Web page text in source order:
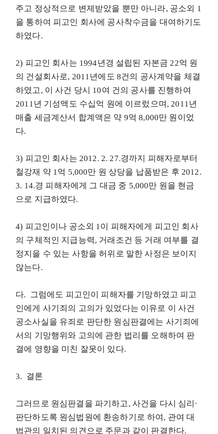
주고 정상적으로 변제받았을 뿐만 아니라, 공소외 1
을 통하여 피고인 회사에 공사착수금을 대여하기도
하였다.
2) 피고인 회사는 1994년경 설립된 자본금 22억 원
의 건설회사로, 2011년에도 8건의 공사계약을 체결
하였고, 이 사건 당시 10여 건의 공사를 진행하여
2011년 기성액도 수십억 원에 이르렀으며, 2011년
매출 세금계산서 합계액은 약 9억 8,000만 원이었
다.
3) 피고인 회사는 2012. 2. 27.경까지 피해자로부터
철강재 약 1억 5,000만 원 상당을 납품받은 후 2012.
3. 14.경 피해자에게 그 대금 중 5,000만 원을 현금
으로 지급하였다.
4) 피고인이나 공소외 1이 피해자에게 피고인 회사
의 구체적인 지급능력, 거래조건 등 거래 여부를 결
정지을 수 있는 사항을 허위로 말한 사정은 보이지
않는다.
다. 그럼에도 피고인이 피해자를 기망하였고 피고
인에게 사기죄의 고의가 있었다는 이유로 이 사건
공소사실을 유죄로 판단한 원심판결에는 사기죄에
서의 기망행위와 고의에 관한 법리를 오해하여 판
결에 영향을 미친 잘못이 있다.
3. 결론
그러므로 원심판결을 파기하고, 사건을 다시 심리·
판단하도록 원심법원에 환송하기로 하여, 관여 대
법관의 일치된 의견으로 주문과 같이 판결한다.